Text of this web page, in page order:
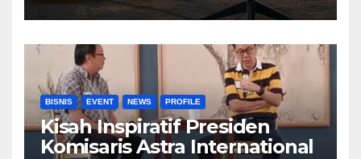
BISNIS EVENT NEWS PROFILE
Kisah Inspiratif Presiden
Komisaris Astra International